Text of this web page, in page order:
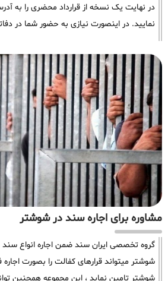
در نهایت یک نسخه از قرارداد محضری را به
نمایید. در اینصورت نیازی به حضور شما در
مشاوره برای اجاره سند در شوشتر
گروه تخصصی ایران سند ضمن اجاره انواع
شوشتر میتواند قرارهای کفالت را بصورت
شوشتر تامین نماید ، این مجموعه همچنین